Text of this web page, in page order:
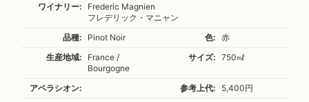
ワイナリー:
Frederic Magnien
フレデリック・マニャン
品種:
Pinot Noir 色:
赤
生産地域:
France /
Bourgogne
サイズ: 750㎖
アペラシオン: 参考上代:
5,400円